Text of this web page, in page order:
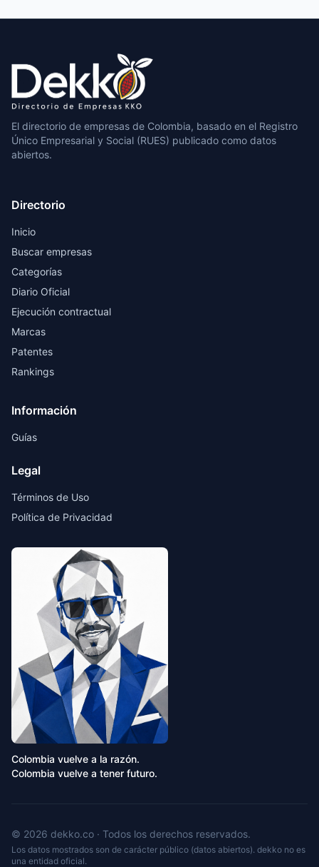
El directorio de empresas de Colombia, basado en el Registro
Único Empresarial y Social (RUES) publicado como datos
abiertos.
Directorio
Inicio
Buscar empresas
Categorías
Diario Oficial
Ejecución contractual
Marcas
Patentes
Rankings
Información
Guías
Legal
Términos de Uso
Política de Privacidad
Colombia vuelve a la razón.
Colombia vuelve a tener futuro.
© 2026 dekko.co · Todos los derechos reservados.
Los datos mostrados son de carácter público (datos abiertos). dekko no es
una entidad oficial.